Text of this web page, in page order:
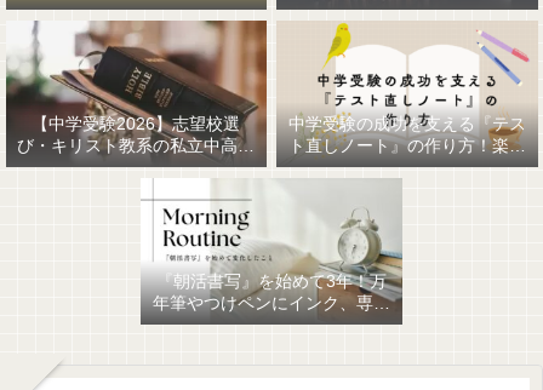
【中学受験2026】志望校選
び・キリスト教系の私立中高一
貫女子校を調べてみました
中学受験の成功を支える『テス
ト直しノート』の作り方！楽に
作るための最強おすすめ文房具
『朝活書写』を始めて3年！万
年筆やつけペンにインク、専用
ノート、毎日が充実していま